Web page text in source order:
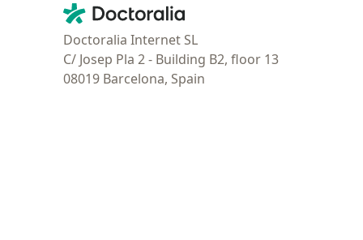
Contacto
Doctoralia - Página de inicio
Doctoralia Internet SL
C/ Josep Pla 2 - Building B2, floor 13
08019 Barcelona, Spain